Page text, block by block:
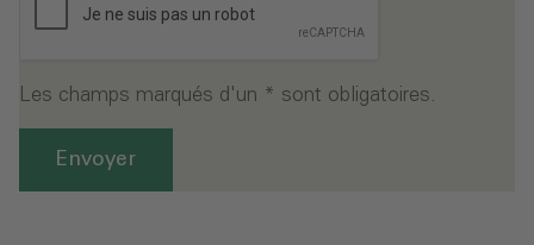
Les champs marqués d'un * sont obligatoires.
Envoyer